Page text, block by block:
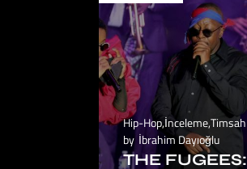
Hip-Hop,İnceleme,Timsah
by İbrahim Dayıoğlu
THE FUGEES: